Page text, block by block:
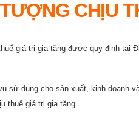
CHỊU
giá trị gia tăng được quy định tại
sử dụng cho sản xuất, kinh doanh
thuế giá trị gia tăng.